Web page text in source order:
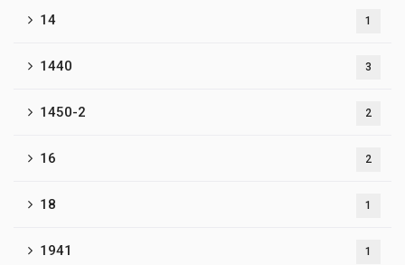
14 1
1440 3
1450-2 2
16 2
18 1
1941 1